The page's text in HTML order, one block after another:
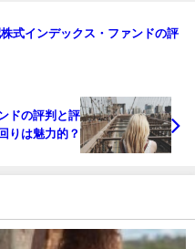
式インデックス・ファンドの評
ドの評判と評
りは魅力的？